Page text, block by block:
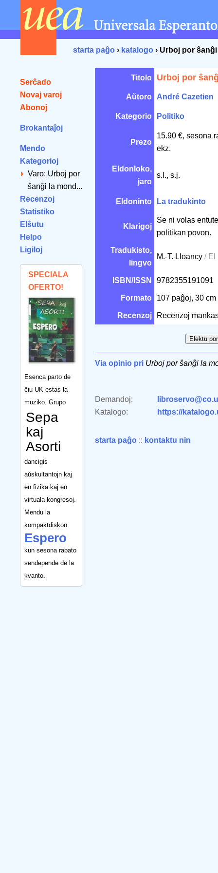
starta paĝo › katalogo › Urboj por
Serĉado
Novaj varoj
Abonoj
Brokantaĵoj
Mendo
Kategorioj
Varo: Urboj por
ŝanĝi la mond...
Recenzoj
Statistiko
Elŝutu
Helpo
Ligiloj
SPECIALA
OFERTO!
Esenca parto de
ĉiu UK estas la
muziko. Grupo
Sepa
kaj
Asorti
dancigis
aŭskultantojn kaj
en fizika kaj en
virtuala kongresoj.
Mendu la
kompaktdiskon
Espero
kun sesona rabato
sendepende de la
kvanto.
Titolo Urboj por
Aŭtoro André Cazetien
Kategorio Politiko
Prezo
15.90 €, sesona
ekz.
Eldonloko,
jaro
s.l., s.j.
Eldoninto La tradukinto
Klarigoj
Se ni volas
politikan povon.
Tradukisto,
lingvo
M.-T. Lloancy / El
ISBN/ISSN 9782355191091
Formato 107 paĝoj, 30 cm
Recenzoj Recenzoj
Via opinio pri Urboj por ŝanĝi la
Demandoj:
Katalogo:
https://
starta paĝo :: kontaktu nin